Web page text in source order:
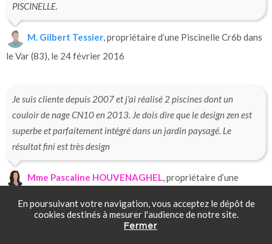
PISCINELLE.
M. Gilbert Tessier, propriétaire d’une Piscinelle Cr6b dans
le Var (83), le 24 février 2016
Je suis cliente depuis 2007 et j'ai réalisé 2 piscines dont un
couloir de nage CN10 en 2013. Je dois dire que le design zen est
superbe et parfaitement intégré dans un jardin paysagé. Le
résultat fini est très design
Mme Pascaline HOUVENAGHEL
, propriétaire d’une
En poursuivant votre navigation, vous acceptez le dépôt de
cookies destinés à mesurer l'audience de notre site.
Fermer
Prendre rendez-vous